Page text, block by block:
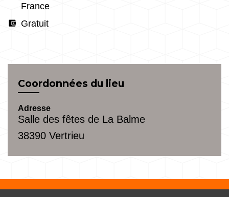
France
account_balance_wallet Gratuit
Coordonnées du lieu
Adresse
Salle des fêtes de La Balme
38390 Vertrieu